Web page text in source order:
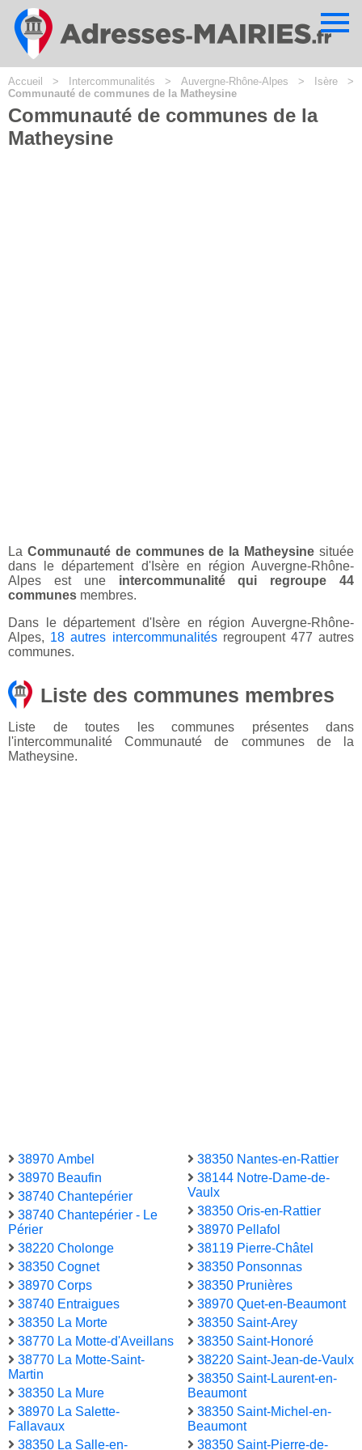
Accueil > Intercommunalités > Auvergne-Rhône-Alpes > Isère>
Communauté de communes de la Matheysine
Communauté de communes de la
Matheysine
La Communauté de communes de la Matheysine située
dans le département d'Isère en région Auvergne-Rhône-
Alpes est une intercommunalité qui regroupe 44
communes membres.
Dans le département d'Isère en région Auvergne-Rhône-
Alpes, 18 autres intercommunalitésregroupent 477 autres
communes.
Liste des communes membres
Liste de toutes les communes présentes dans
l'intercommunalité Communauté de communes de la
Matheysine.
38970 Ambel
38970 Beaufin
38740 Chantepérier
38740 Chantepérier - Le
Périer
38220 Cholonge
38350 Cognet
38970 Corps
38740 Entraigues
38350 La Morte
38770 La Motte-d'Aveillans
38770 La Motte-Saint-
Martin
38350 La Mure
38970 La Salette-
Fallavaux
38350 La Salle-en-
38350 Nantes-en-Rattier
38144 Notre-Dame-de-
Vaulx
38350 Oris-en-Rattier
38970 Pellafol
38119 Pierre-Châtel
38350 Ponsonnas
38350 Prunières
38970 Quet-en-Beaumont
38350 Saint-Arey
38350 Saint-Honoré
38220 Saint-Jean-de-Vaulx
38350 Saint-Laurent-en-
Beaumont
38350 Saint-Michel-en-
Beaumont
38350 Saint-Pierre-de-
Cookies management panel